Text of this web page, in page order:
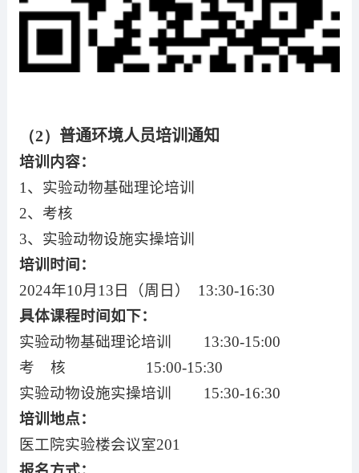
（2） 普通环境人员培训通知
培训内容：
1 、实验动物基础理论培训
2、考核
3、实验动物设施实操培训
培训时间：
2024年10月 13 日（周日）
13:30-16:30
具体课程时间如下：
实验动物基础理论培训
13:30-15:00
考
核 15:00-15:30
实验动物设施实操培训
15:30-16:30
培训地点：
医工院实验楼会议室201